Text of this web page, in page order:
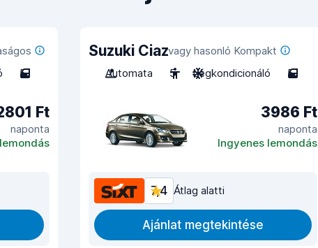
5
Ft
naponta
Suzuki Ciazvagy hasonló Kompakt
Automata
5 Légkondicionáló 5
3986 Ft
naponta
Ingyenes lemondás
7,4 Átlag alatti
Ajánlat megtekintése